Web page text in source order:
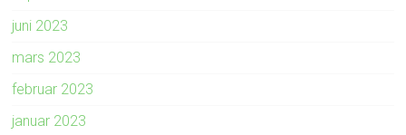
juni 2023
mars 2023
februar 2023
januar 2023